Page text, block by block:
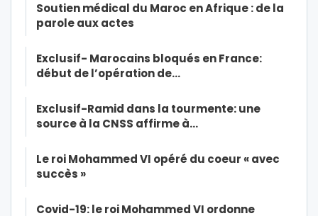
Soutien médical du Maroc en Afrique : de la
parole aux actes
Exclusif- Marocains bloqués en France:
début de l’opération de…
Exclusif-Ramid dans la tourmente: une
source à la CNSS affirme à…
Le roi Mohammed VI opéré du coeur « avec
succès »
Covid-19: le roi Mohammed VI ordonne